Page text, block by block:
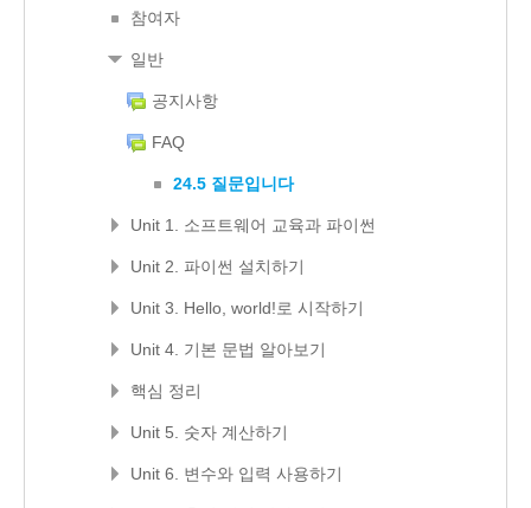
참여자
일반
공지사항
FAQ
24.5 질문입니다
Unit 1. 소프트웨어 교육과 파이썬
Unit 2. 파이썬 설치하기
Unit 3. Hello, world!로 시작하기
Unit 4. 기본 문법 알아보기
핵심 정리
Unit 5. 숫자 계산하기
Unit 6. 변수와 입력 사용하기